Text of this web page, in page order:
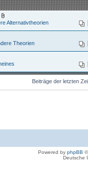
Alternativtheorien
Theorien
Beiträge der letzten
Powered by phpBB
Deutsche